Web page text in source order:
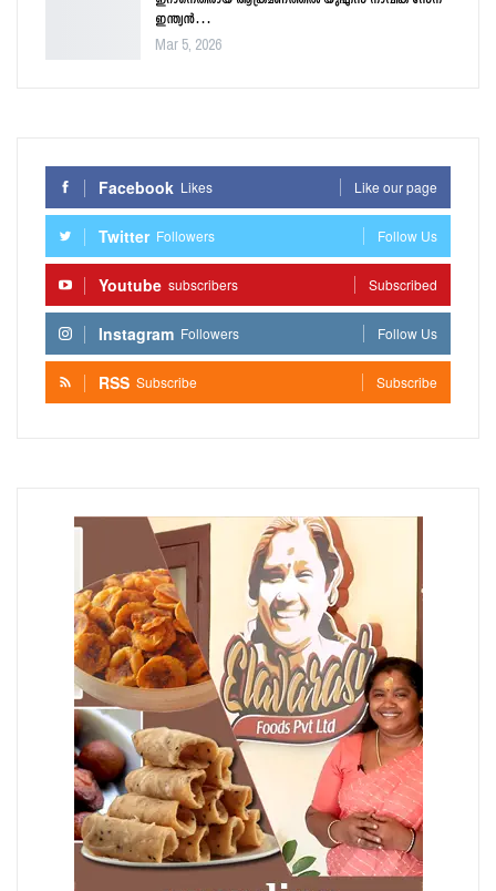
ഇന്ത്യൻ…
Mar 5, 2026
Facebook Likes Like our page
Twitter Followers Follow Us
Youtube subscribers Subscribed
Instagram Followers Follow Us
RSS Subscribe Subscribe